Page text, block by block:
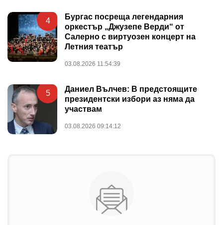
4
Бургас посреща легендарния
оркестър „Джузепе Верди“ от
Салерно с виртуозен концерт на
Летния театър
03.08.2026 11:54:39
5
Даниел Вълчев: В предстоящите
президентски избори аз няма да
участвам
03.08.2026 09:14:12